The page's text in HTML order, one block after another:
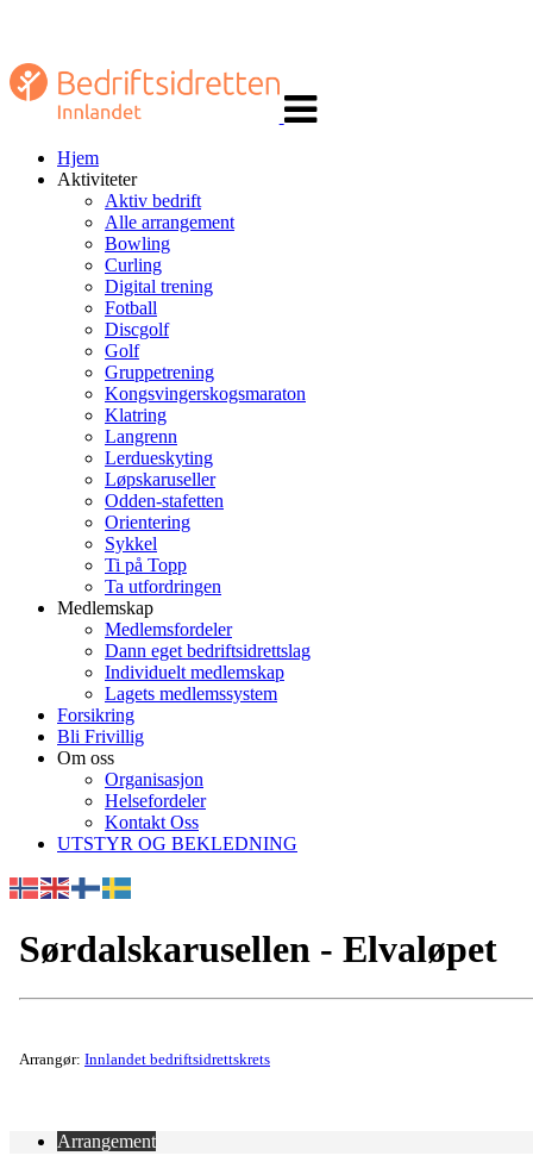
navigasjon
Hjem
Aktiviteter
Aktiv bedrift
Alle arrangement
Bowling
Curling
Digital trening
Fotball
Discgolf
Golf
Gruppetrening
Kongsvingerskogsmaraton
Klatring
Langrenn
Lerdueskyting
Løpskaruseller
Odden-stafetten
Orientering
Sykkel
Ti på Topp
Ta utfordringen
Medlemskap
Medlemsfordeler
Dann eget bedriftsidrettslag
Individuelt medlemskap
Lagets medlemssystem
Forsikring
Bli Frivillig
Om oss
Organisasjon
Helsefordeler
Kontakt Oss
UTSTYR OG BEKLEDNING
Sørdalskarusellen - Elvaløpet
Arrangør: Innlandet bedriftsidrettskrets
Arrangement